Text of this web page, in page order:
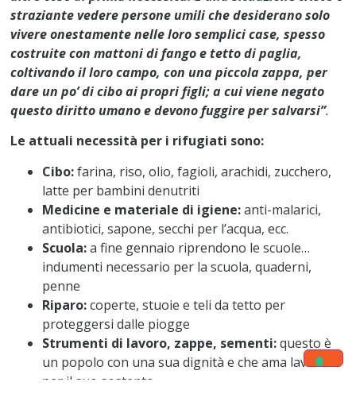
straziante vedere persone umili che desiderano solo
vivere onestamente nelle loro semplici case, spesso
costruite con mattoni di fango e tetto di paglia,
coltivando il loro campo, con una piccola zappa,per
dare un po’ di cibo ai propri figli; a cui viene negato
questo diritto umano e devono fuggire per salvarsi”.
Le attuali necessità per i rifugiati sono:
Cibo:farina, riso, olio, fagioli, arachidi, zucchero,
latte per bambini denutriti
Medicine e materiale di igiene:anti-malarici,
antibiotici, sapone, secchi per l’acqua, ecc.
Scuola:a fine gennaio riprendono le scuole…
indumenti necessario per la scuola, quaderni,
penne
Riparo:coperte, stuoie e teli da tetto per
proteggersi dalle piogge
Strumenti di lavoro, zappe, sementi:questo è
un popolo con una sua dignità e che ama lavorare
per il suo sostento.